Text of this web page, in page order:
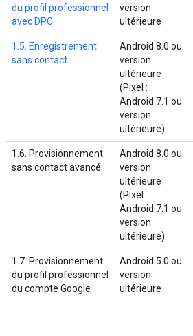
du profil professionnel
avec DPC
version
ultérieure
1.5. Enregistrement
sans contact
Android 8.0 ou
version
ultérieure
(Pixel :
Android 7.1 ou
version
ultérieure)
1.6. Provisionnement
sans contact avancé
Android 8.0 ou
version
ultérieure
(Pixel :
Android 7.1 ou
version
ultérieure)
1.7. Provisionnement
du profil professionnel
du compte Google
Android 5.0 ou
version
ultérieure